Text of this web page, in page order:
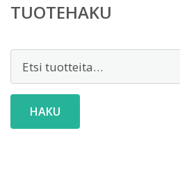
TUOTEHAKU
HAKU